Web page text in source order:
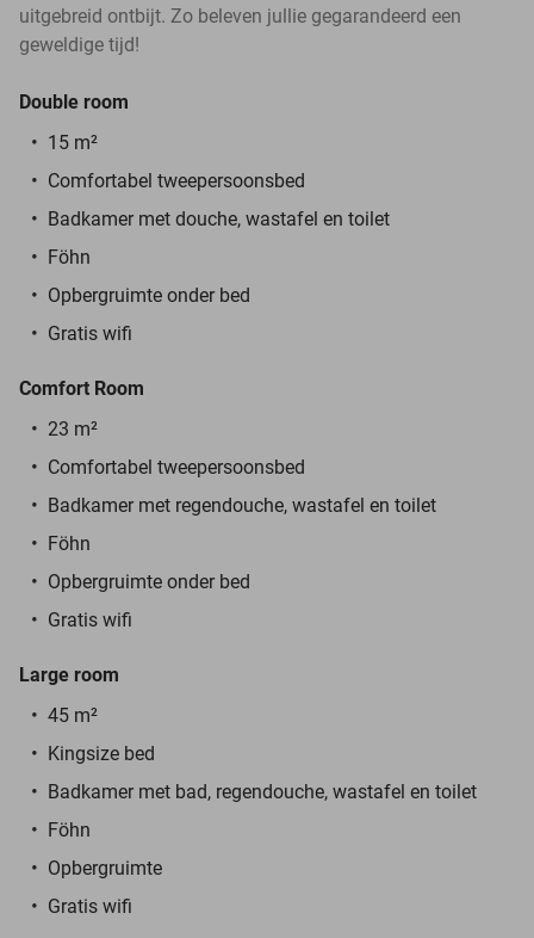
uitgebreid ontbijt. Zo beleven jullie gegarandeerd een
geweldige tijd!
Double room
15 m²
Comfortabel tweepersoonsbed
Badkamer met douche, wastafel en toilet
Föhn
Opbergruimte onder bed
Gratis wifi
Comfort Room
23 m²
Comfortabel tweepersoonsbed
Badkamer met regendouche, wastafel en toilet
Föhn
Opbergruimte onder bed
Gratis wifi
Large room
45 m²
Kingsize bed
Badkamer met bad, regendouche, wastafel en toilet
Föhn
Opbergruimte
Gratis wifi